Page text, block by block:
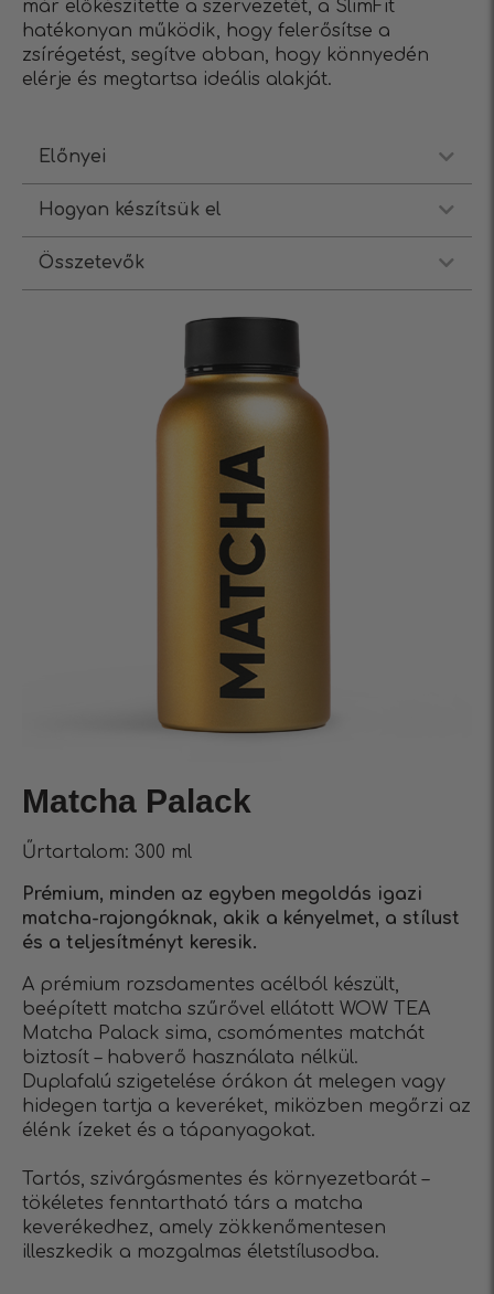
már előkészítette a szervezetét, a SlimFit
hatékonyan működik, hogy felerősítse a
zsírégetést, segítve abban, hogy könnyedén
elérje és megtartsa ideális alakját.
Előnyei
Hogyan készítsük el
Összetevők
Matcha Palack
Űrtartalom: 300 ml
Prémium, minden az egyben megoldás igazi
matcha-rajongóknak, akik a kényelmet, a stílust
és a teljesítményt keresik.
A prémium rozsdamentes acélból készült,
beépített matcha szűrővel ellátott WOW TEA
Matcha Palack sima, csomómentes matchát
biztosít – habverő használata nélkül.
Duplafalú szigetelése órákon át melegen vagy
hidegen tartja a keveréket, miközben megőrzi az
élénk ízeket és a tápanyagokat.
Tartós, szivárgásmentes és környezetbarát –
tökéletes fenntartható társ a matcha
keverékedhez, amely zökkenőmentesen
illeszkedik a mozgalmas életstílusodba.